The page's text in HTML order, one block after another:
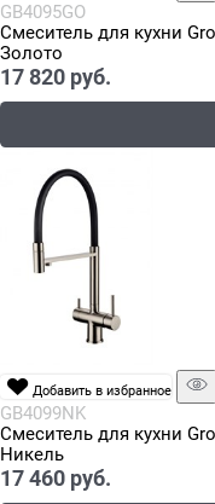
GB4095GO
Смеситель для кухни
Золото
17 820 руб.
Добавить в избранное
GB4099NK
Смеситель для кухни
Никель
17 460 руб.